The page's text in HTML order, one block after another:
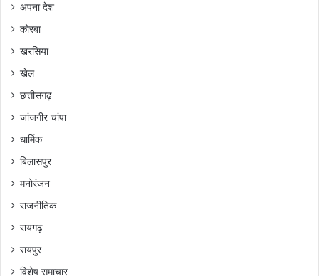
अपना देश
कोरबा
खरसिया
खेल
छत्तीसगढ़
जांजगीर चांपा
धार्मिक
बिलासपुर
मनोरंजन
राजनीतिक
रायगढ़
रायपुर
विशेष समाचार